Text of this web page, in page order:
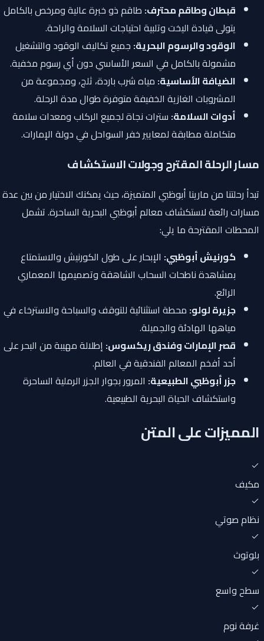
قبطان وطاقم محترف:طاقم ذو خبرة عالية ومرخص بالكامل
يتولى قيادة اليخت وتلبية احتياجات السلامة والراحة.
الوقود والرسوم البحرية:جميع تكاليف الوقود والتشغيل
مشمولة بالكامل في السعر الأساسي دون أي رسوم مخفية.
الضيافة الأساسية:مياه شرب باردة، ثلج، ومجموعة من
المشروبات الغازية الخفيفة متوفرة طوال مدة الرحلة.
أدوات السلامة:سترات نجاة لجميع الركاب ومعدات سلامة
متكاملة مطابقة لمعايير خفر السواحل في دولة الإمارات.
مسار الرحلة المقترح وجولات الاستكشاف
تبدأ رحلتنا من مارينا أبوظبي المتميزة، حيث يمكنك الاختيار من بين عدة
مسارات رائعة لاستكشاف معالم أبوظبي البحرية الساحرة. تشمل
المحطات المقترحة ما يلي:
كورنيش أبوظبي:الإبحار على طول الكورنيش والاستمتاع
بمشاهدة ناطحات السحاب الشاهقة وتصميمها المعماري
الرائع.
جزيرة لولو:محطة استثنائية للتوقف والسباحة والاسترخاء في
مياهها الهادئة والجميلة.
قصر الإمارات وفندق ريكسوس:إطلالة مهيبة من البحر على
أحد أفخم المعالم الفندقية في العالم.
جزر أبوظبي الطبيعية:المرور بجوار الجزر الرملية الساحرة
واستكشاف الحياة البحرية الطبيعية.
المميزات على المتن
مكيف
نظام صوتي
بلوتوث
سطح واسع
غرفة نوم